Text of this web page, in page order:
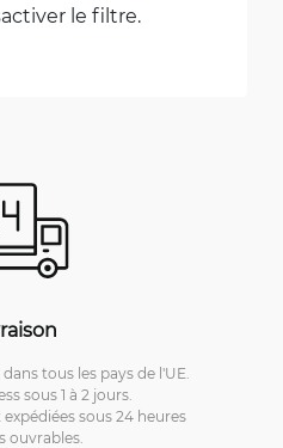
le filtre.
tous les pays de l'UE.
sous 1 à 2 jours.
sous 24 heures
ouvrables.